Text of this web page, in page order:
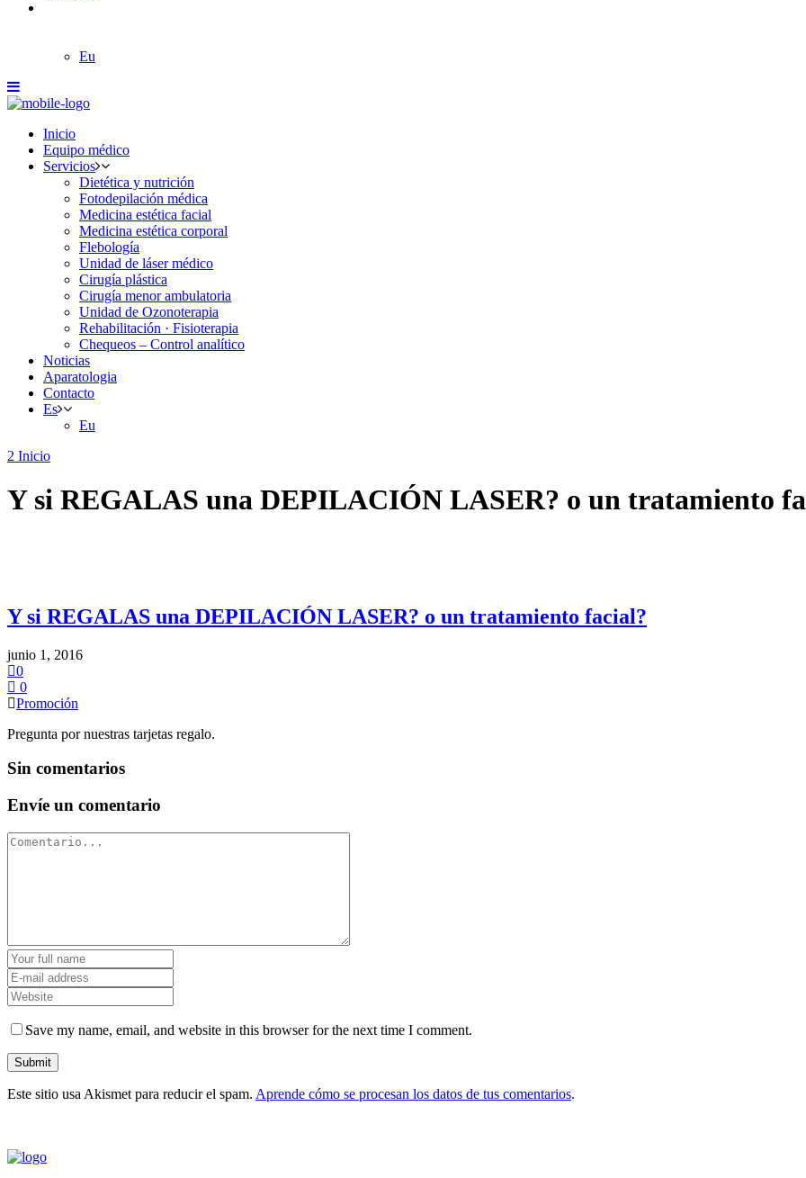
Eu
Inicio
Equipo médico
Servicios
Dietética y nutrición
Fotodepilación médica
Medicina estética facial
Medicina estética corporal
Flebología
Unidad de láser médico
Cirugía plástica
Cirugía menor ambulatoria
Unidad de Ozonoterapia
Rehabilitación · Fisioterapia
Chequeos – Control analítico
Noticias
Aparatologia
Contacto
Es
Eu
Inicio
Y si REGALAS una DEPILACIÓN LASER? o un tratamiento
Y si REGALAS una DEPILACIÓN LASER? o un tratamiento facial?
junio 1, 2016
0
0
Promoción
Pregunta por nuestras tarjetas regalo.
Sin comentarios
Envíe un comentario
Save my name, email, and website in this browser for the next time I comment.
Este sitio usa Akismet para reducir el spam. Aprende cómo se procesan los datos de tus comentarios.